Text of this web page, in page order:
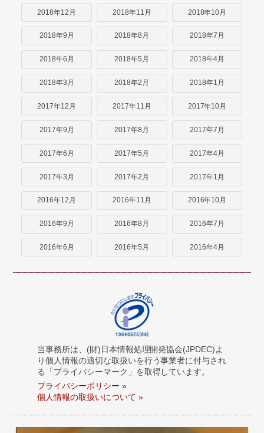
2018年12月 2018年11月 2018年10月
2018年9月 2018年8月 2018年7月
2018年6月 2018年5月 2018年4月
2018年3月 2018年2月 2018年1月
2017年12月 2017年11月 2017年10月
2017年9月 2017年8月 2017年7月
2017年6月 2017年5月 2017年4月
2017年3月 2017年2月 2017年1月
2016年12月 2016年11月 2016年10月
2016年9月 2016年8月 2016年7月
2016年6月 2016年5月 2016年4月
当事務所は、(財)日本情報処理開発協会(JPDEC)よ
り個人情報の適切な取扱いを行う事業者に付与され
る「プライバシーマーク」を取得しています。
プライバシーポリシー »
個人情報の取扱いについて »